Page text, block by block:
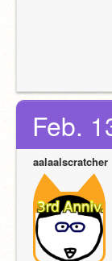
Feb.
aalaalscratcher